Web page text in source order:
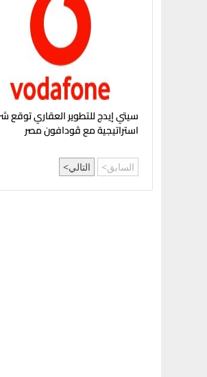
سيتي إيدج للتطوير العقاري توقع
استراتيجية مع ڤودافون مصر
السابق التالي